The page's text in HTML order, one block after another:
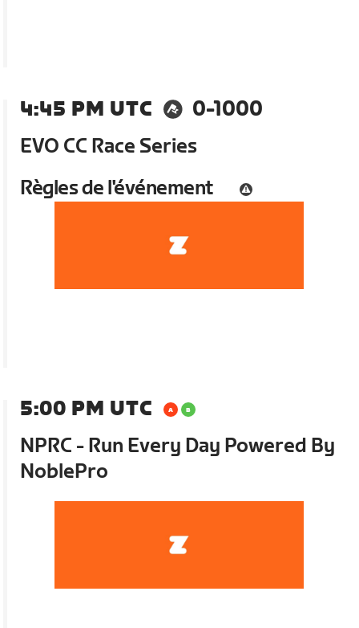
4:45 PM UTC
0-1000
EVO CC Race Series
Règles de l'événement
5:00 PM UTC
NPRC - Run Every Day Powered By
NoblePro